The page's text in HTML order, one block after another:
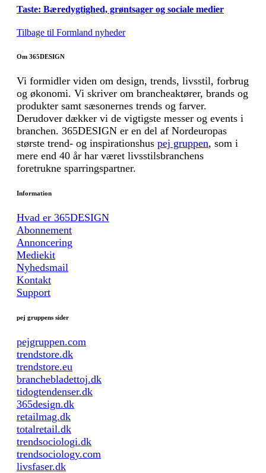
Taste: Bæredygtighed, grøntsager og sociale medier
Tilbage til Formland nyheder
Om 365DESIGN
Vi formidler viden om design, trends, livsstil, forbrug
og økonomi. Vi skriver om brancheaktører, brands og
produkter samt sæsonernes trends og farver.
Derudover dækker vi de vigtigste messer og events i
branchen. 365DESIGN er en del af Nordeuropas
største trend- og inspirationshus pej gruppen, som i
mere end 40 år har været livsstilsbranchens
foretrukne sparringspartner.
Information
Hvad er 365DESIGN
Abonnement
Annoncering
Mediekit
Nyhedsmail
Kontakt
Support
pej gruppens sider
pejgruppen.com
trendstore.dk
trendstore.eu
branchebladettoj.dk
tidogtendenser.dk
365design.dk
retailmag.dk
totalretail.dk
trendsociologi.dk
trendsociology.com
livsfaser.dk